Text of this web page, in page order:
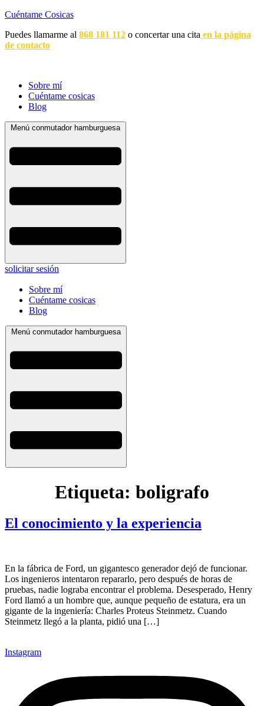
Cuéntame Cosicas
Puedes llamarme al 868 181 112 o concertar una cita en la página
de contacto
Sobre mí
Cuéntame cosicas
Blog
Menú conmutador hamburguesa
solicitar sesión
Sobre mí
Cuéntame cosicas
Blog
Menú conmutador hamburguesa
Etiqueta: boligrafo
El conocimiento y la experiencia
En la fábrica de Ford, un gigantesco generador dejó de funcionar.
Los ingenieros intentaron repararlo, pero después de horas de
pruebas, nadie lograba encontrar el problema. Desesperado, Henry
Ford llamó a un hombre que, aunque pequeño de estatura, era un
gigante de la ingeniería: Charles Proteus Steinmetz. Cuando
Steinmetz llegó a la planta, pidió una […]
Instagram